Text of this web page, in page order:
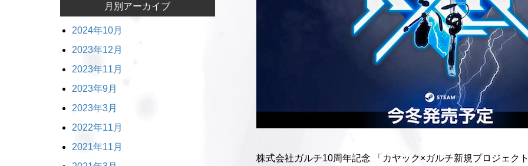
株式会社ガルチ10周年記念 「カヤック×ガルチ新規プロジェク
月別アーカイブ
2024年10月
2023年12月
2023年11月
2023年9月
2023年3月
2022年11月
2021年11月